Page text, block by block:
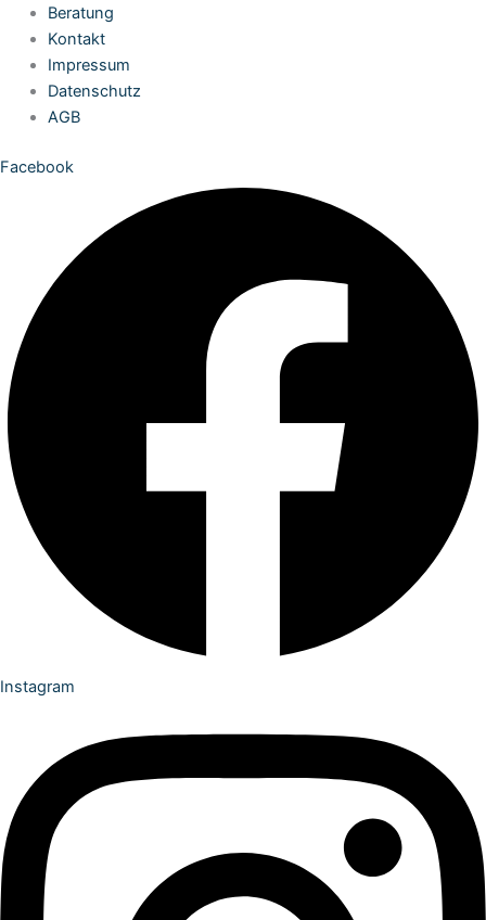
Zum
Inhalt
springen
Beratung
Kontakt
Impressum
Datenschutz
AGB
Facebook
Instagram